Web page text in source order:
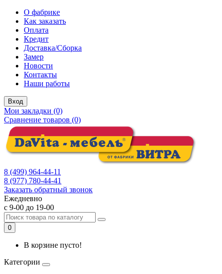
О фабрике
Как заказать
Оплата
Кредит
Доставка/Сборка
Замер
Новости
Контакты
Наши работы
Вход
Мои закладки (0)
Сравнение товаров (0)
8 (499) 964-44-11
8 (977) 780-44-41
Заказать обратный звонок
Ежедневно
с 9-00 до 19-00
0
В корзине пусто!
Категории